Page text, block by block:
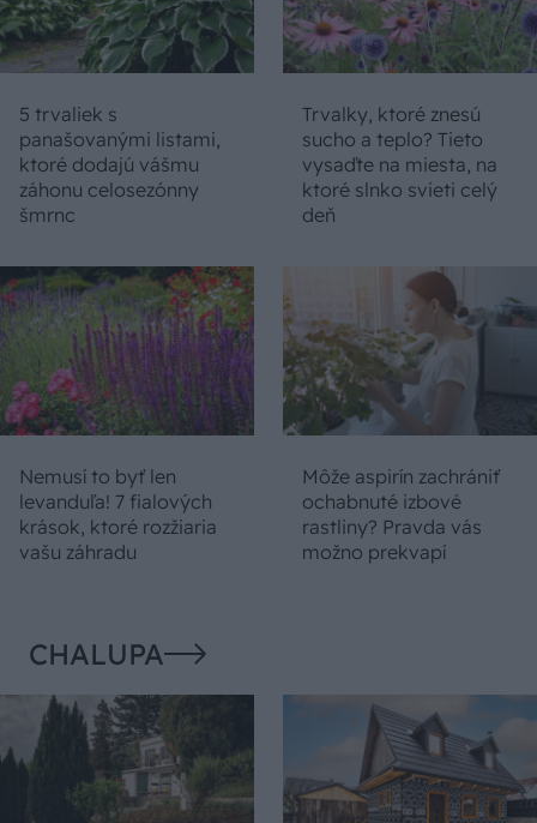
5 trvaliek s
panašovanými listami,
ktoré dodajú vášmu
záhonu celosezónny
šmrnc
Trvalky, ktoré znesú
sucho a teplo? Tieto
vysaďte na miesta, na
ktoré slnko svieti celý
deň
Nemusí to byť len
levanduľa! 7 fialových
krások, ktoré rozžiaria
vašu záhradu
Môže aspirín zachrániť
ochabnuté izbové
rastliny? Pravda vás
možno prekvapí
CHALUPA